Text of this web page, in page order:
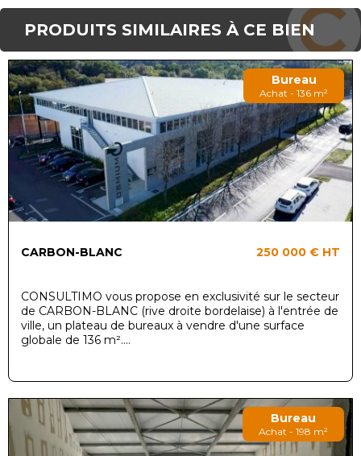
PRODUITS SIMILAIRES À CE BIEN
Bureau
Achat - 136 m²
CARBON-BLANC 250 000 € HT
CONSULTIMO vous propose en exclusivité sur le secteur
de CARBON-BLANC (rive droite bordelaise) à l'entrée de
ville, un plateau de bureaux à vendre d'une surface
globale de 136 m²....
Bureau
Achat - 198 m²